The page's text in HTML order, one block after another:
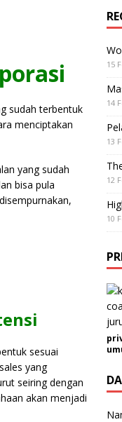
sudah terbentuk
menciptakan
yang sudah
bisa pula
sesuai
yang
seiring dengan
akan menjadi
15
14
13
12
10